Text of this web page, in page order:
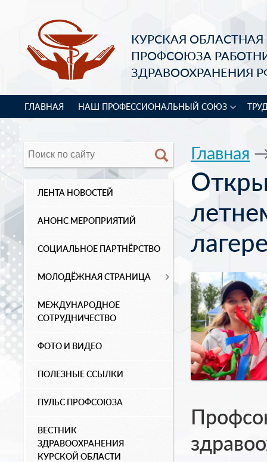
КУРСКАЯ
ПРОФСОЮЗА
ЗДРАВООХРАНЕНИЯ
ГЛАВНАЯ НАШ ПРОФЕССИОНАЛЬНЫЙ СОЮЗ
ЛЕНТА НОВОСТЕЙ
АНОНС МЕРОПРИЯТИЙ
СОЦИАЛЬНОЕ ПАРТНЁРСТВО
МОЛОДЁЖНАЯ СТРАНИЦА
МЕЖДУНАРОДНОЕ
СОТРУДНИЧЕСТВО
ФОТО И ВИДЕО
ПОЛЕЗНЫЕ ССЫЛКИ
ПУЛЬС ПРОФСОЮЗА
ВЕСТНИК
ЗДРАВООХРАНЕНИЯ
КУРСКОЙ ОБЛАСТИ
Главная